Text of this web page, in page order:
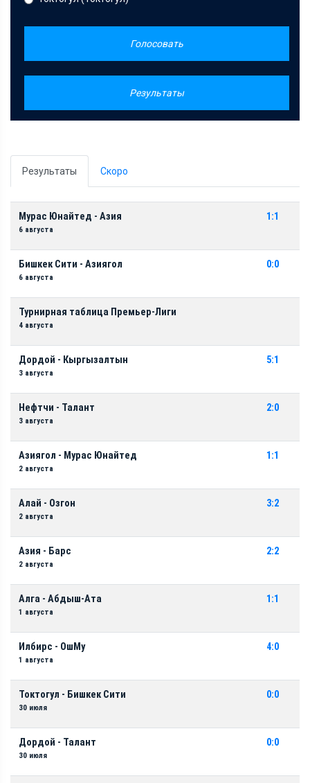
Голосовать
Результаты
Результаты Скоро
Мурас Юнайтед - Азия
6 августа
1:1
Бишкек Сити - Азиягол
6 августа
0:0
Турнирная таблица Премьер-Лиги
4 августа
Дордой - Кыргызалтын
3 августа
5:1
Нефтчи - Талант
3 августа
2:0
Азиягол - Мурас Юнайтед
2 августа
1:1
Алай - Озгон
2 августа
3:2
Азия - Барс
2 августа
2:2
Алга - Абдыш-Ата
1 августа
1:1
Илбирс - ОшМу
1 августа
4:0
Токтогул - Бишкек Сити
30 июля
0:0
Дордой - Талант
30 июля
0:0